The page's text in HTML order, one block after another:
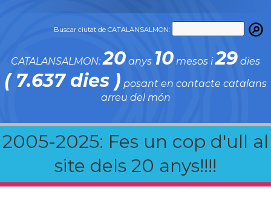
Buscar ciutat de CATALANSALMON:
CATALANSALMON:20 anys 10 mesos i29 dies
( 7.637 dies ) posant en contacte catalans
arreu del món
2005-2025: Fes un cop d'ull al
site dels 20 anys!!!!